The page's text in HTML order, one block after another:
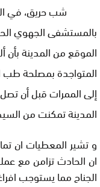
شب حريق، في
بالمستشفى الجهوي
الموقع من المدينة
المتواجدة بمصلحة طب
إلى الممرات قبل أن
المدينة تمكنت من
و تشير المعطيات ان
ان الحادث تزامن مع
الجناح مما يستوجب